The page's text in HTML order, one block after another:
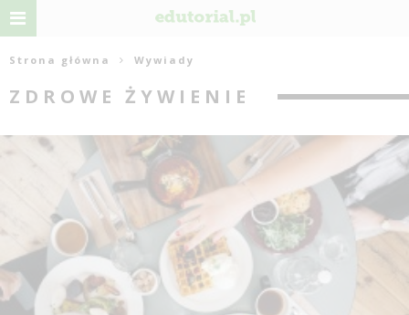
Strona główna Wywiady
ZDROWE ŻYWIENIE